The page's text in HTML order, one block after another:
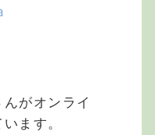
がオンライ
ます。